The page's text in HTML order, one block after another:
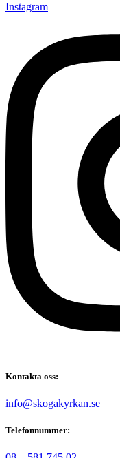
Instagram
Kontakta oss:
es.nakrykagoks
@ofni
Telefonnummer: